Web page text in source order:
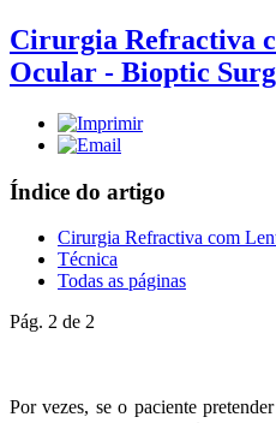
Cirurgia Refractiva
Ocular - Bioptic
Índice do artigo
Cirurgia Refractiva com
Técnica
Todas as páginas
Pág. 2 de 2
Por vezes, se o paciente